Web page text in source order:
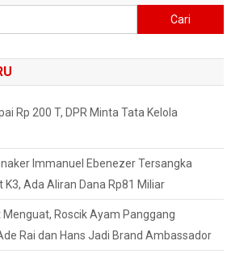
untuk:
Rp 200 T, DPR Minta Tata Kelola
Immanuel Ebenezer Tersangka
Ada Aliran Dana Rp81 Miliar
Roscik Ayam Panggang
Rai dan Hans Jadi Brand Ambassador